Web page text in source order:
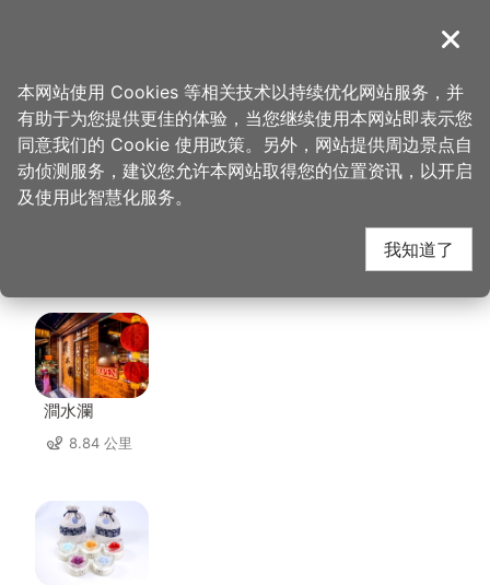
導覽
首页 > 想去的地方 > 美食、购物 > TINA厨房大溪店
TINA厨房大溪店 周边
店家
澗水瀾
8.84 公里
关闭
本网站使用 Cookies 等相关技术以持续优化网站服务，并
有助于为您提供更佳的体验，当您继续使用本网站即表示您
同意我们的 Cookie 使用政策。另外，网站提供周边景点自
动侦测服务，建议您允许本网站取得您的位置资讯，以开启
及使用此智慧化服务。
我知道了